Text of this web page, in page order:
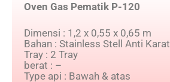
Oven Gas Pematik P-120
Dimensi : 1,2 x 0,55 x 0,65 m
Bahan : Stainless Stell Anti Karat
Tray : 2 Tray
berat : –
Type api : Bawah & atas